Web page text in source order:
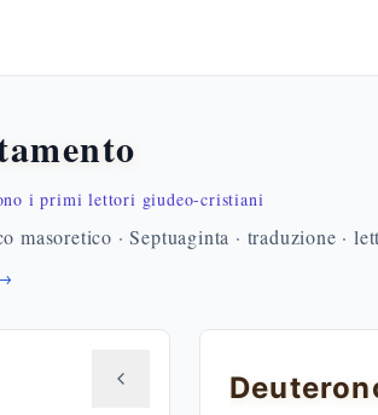
i primi lettori giudeo-cristiani
masoretico · Septuaginta · traduzione ·